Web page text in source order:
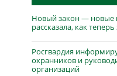
Новый закон — новые
рассказала, как
Росгвардия
охранников и
организаций